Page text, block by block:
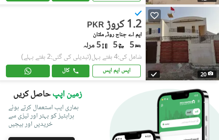
20
PKR 1.2 کروڑ
ایم اے جناح روڈ, ملتان
5
5 5 مرلہ
شامل کی:4 ہفتے پہل (تبدیلی کی گئی:2 ہفتے پہلے)
ایس ایم ایس کال
زمین اپپحاصل کریں
ہماری ایپ استعمال کرتے ہوئے
پراپٹیز کو بہتر اور تیزی سے
خریدیں اور بیچیں